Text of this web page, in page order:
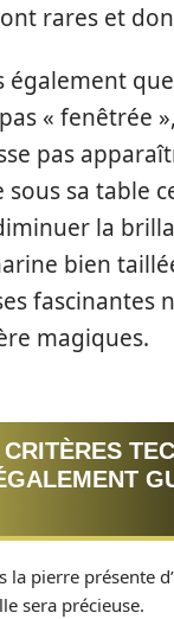
rares et
également
« fenêtrée
pas
sa table
la
bien
fascinantes
magiques.
la pierre présente
sera précieuse.